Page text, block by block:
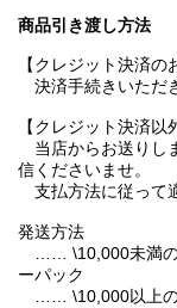
商品引き渡し方法
【クレジット決済の
決済手続きいただ
【クレジット決済以
当店からお送りし
信くださいませ。
支払方法に従って
発送方法
…… \10,000未満の
ーパック
…… \10,000以上の